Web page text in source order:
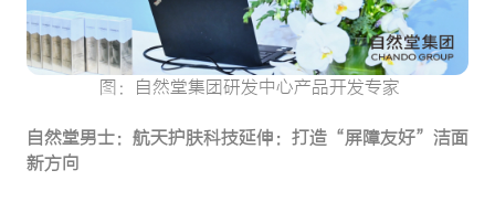
图：自然堂集团研发中心产品开发专家
自然堂男士：航天护肤科技延伸：打造“屏障友好”洁面
新方向